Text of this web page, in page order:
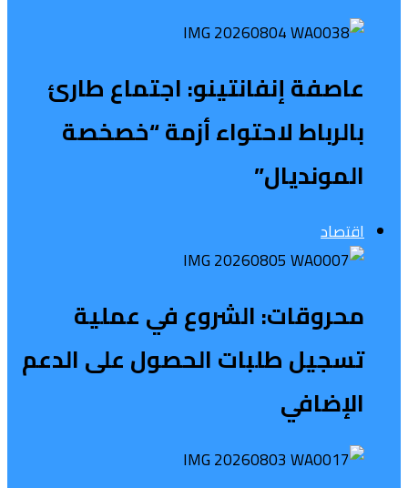
عاصفة إنفانتينو: اجتماع طارئ
بالرباط لاحتواء أزمة “خصخصة
المونديال”
اقتصاد
محروقات: الشروع في عملية
تسجيل طلبات الحصول على الدعم
الإضافي